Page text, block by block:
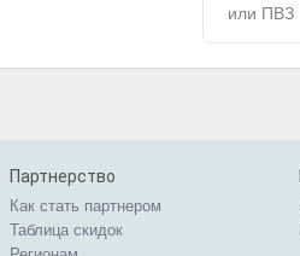
или ПВЗ
Партнерство
Как стать партнером
Таблица скидок